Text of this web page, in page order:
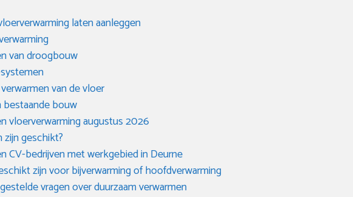
laten aanleggen
van droogbouw
van de vloer
bestaande bouw
vloerverwarming augustus 2026
geschikt?
CV-bedrijven met werkgebied in Deurne
zijn voor bijverwarming of hoofdverwarming
vragen over duurzaam verwarmen